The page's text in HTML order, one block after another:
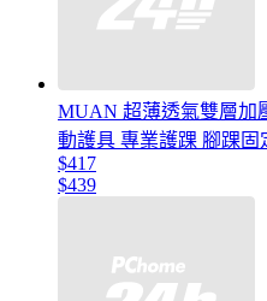
MUAN 超薄透氣雙層加
動護具 專業護踝 腳踝固
$417
$439